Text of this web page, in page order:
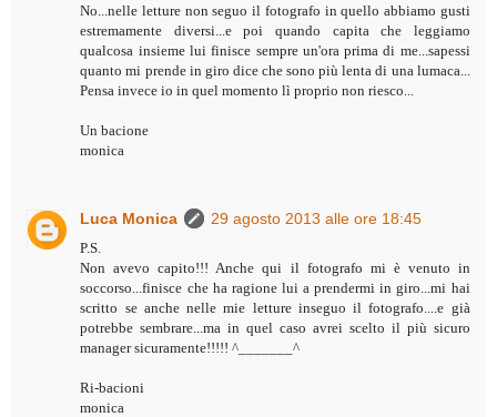
No...nelle letture non seguo il fotografo in quello abbiamo gusti
estremamente diversi...e poi quando capita che leggiamo
qualcosa insieme lui finisce sempre un'ora prima di me...sapessi
quanto mi prende in giro dice che sono più lenta di una lumaca...
Pensa invece io in quel momento lì proprio non riesco...
Un bacione
monica
Luca Monica 29 agosto 2013 alle ore 18:45
P.S.
Non avevo capito!!! Anche qui il fotografo mi è venuto in
soccorso...finisce che ha ragione lui a prendermi in giro...mi hai
scritto se anche nelle mie letture inseguo il fotografo....e già
potrebbe sembrare...ma in quel caso avrei scelto il più sicuro
manager sicuramente!!!!! ^_______^
Ri-bacioni
monica